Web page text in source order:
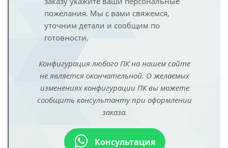
пожелания. Мы с вами свяжемся,
уточним детали и сообщим по
готовности.
Конфигурация любого ПК на нашем сайте
не является окончательной. О желаемых
изменениях конфигурации ПК вы можете
сообщить консультанту при оформлении
заказа.
Консультация